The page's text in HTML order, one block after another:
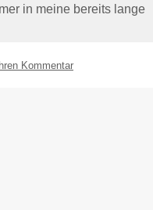
in meine bereits lange
Kommentar